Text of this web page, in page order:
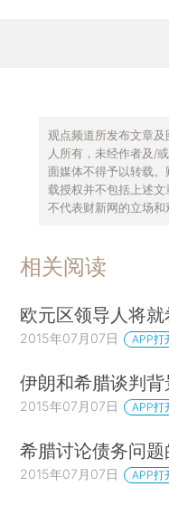
观点频道所发布文章
人所有，未经作者及/
面媒体不得予以转载
载授权并不包括上述文
不代表财新网的立场和
相关阅读
欧元区领导人将
2015年07月07日 APP打
伊朗和希腊谈判
2015年07月07日 APP打
希腊讨论债务问
2015年07月07日 APP打